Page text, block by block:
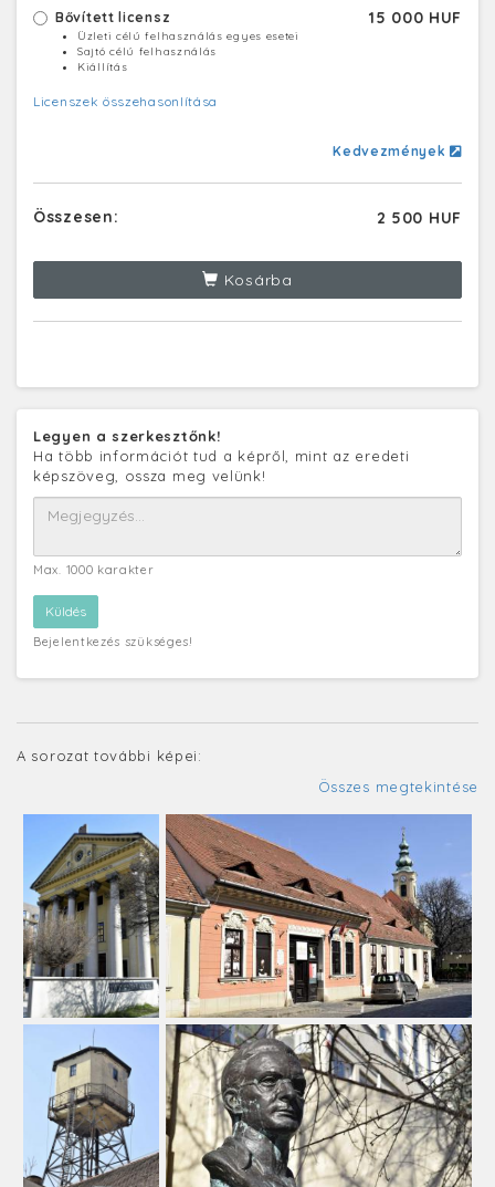
Bővített licensz 15 000 HUF
Üzleti célú felhasználás egyes esetei
Sajtó célú felhasználás
Kiállítás
Licenszek összehasonlítása
Kedvezmények
Összesen: 2 500 HUF
Kosárba
Legyen a szerkesztőnk!
Ha több információt tud a képről, mint az eredeti
képszöveg, ossza meg velünk!
Max. 1000 karakter
Bejelentkezés szükséges!
A sorozat további képei:
Összes megtekintése